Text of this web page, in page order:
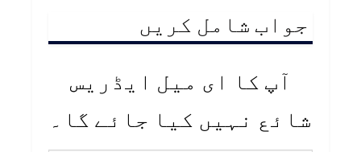
جواب شامل کریں
آپ کا ای میل ایڈریس
شائع نہیں کیا جائے گا۔